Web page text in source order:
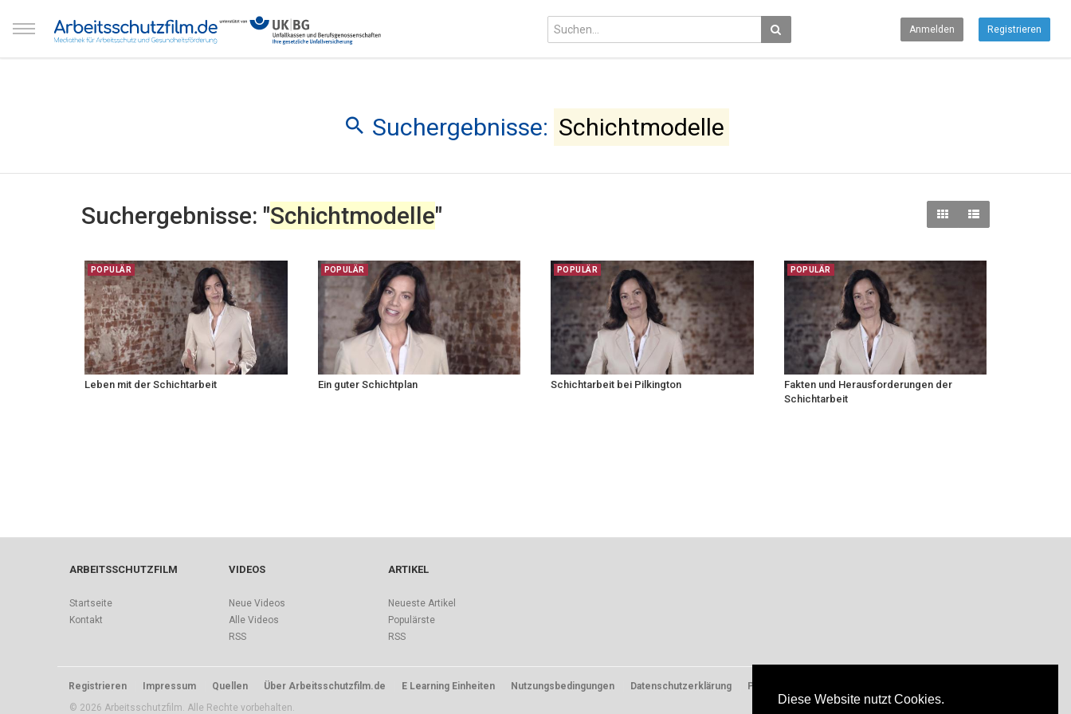
Diese Website nutzt Cookies.
Anmelden Registrieren
Suchergebnisse: Schichtmodelle
Suchergebnisse: "Schichtmodelle"
POPULÄR
Leben mit der Schichtarbeit
POPULÄR
Ein guter Schichtplan
POPULÄR
Schichtarbeit bei Pilkington
POPULÄR
Fakten und Herausforderungen der
Schichtarbeit
ARBEITSSCHUTZFILM
Startseite
Kontakt
VIDEOS
Neue Videos
Alle Videos
RSS
ARTIKEL
Neueste Artikel
Populärste
RSS
Registrieren Impressum Quellen Über Arbeitsschutzfilm.de E Learning Einheiten Nutzungsbedingungen Datenschutzerklärung
Presse
© 2026 Arbeitsschutzfilm. Alle Rechte vorbehalten.